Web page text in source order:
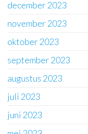
december 2023
november 2023
oktober 2023
september 2023
augustus 2023
juli 2023
juni 2023